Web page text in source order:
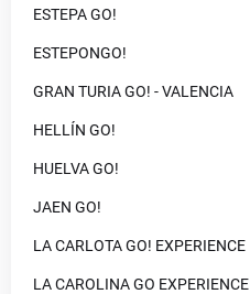
ESTEPA GO!
ESTEPONGO!
GRAN TURIA GO! - VALENCIA
HELLÍN GO!
HUELVA GO!
JAEN GO!
LA CARLOTA GO! EXPERIENCE
LA CAROLINA GO EXPERIENCE